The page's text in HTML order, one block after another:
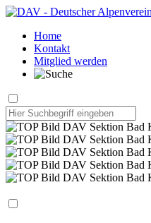
Home
Kontakt
Mitglied werden